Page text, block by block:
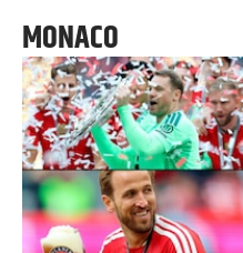
MONACO